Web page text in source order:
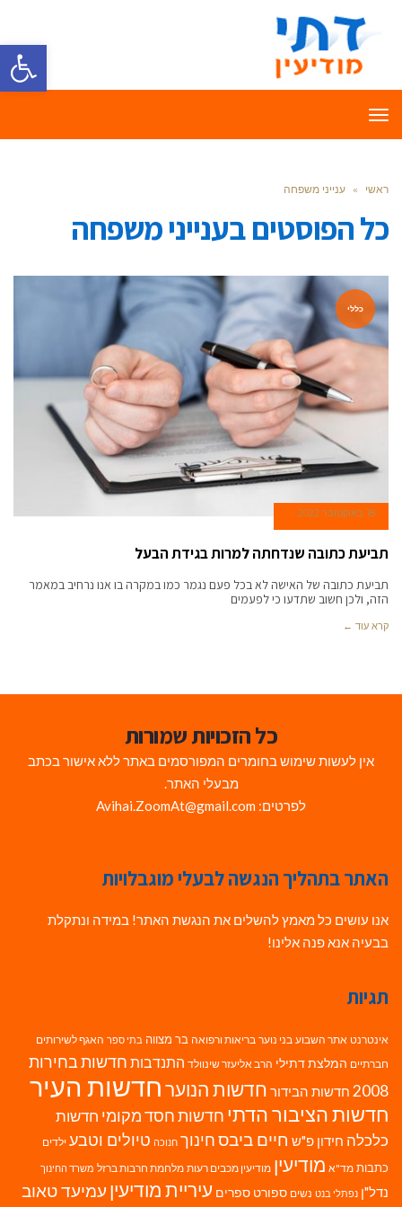
פתח
תפריט
ראשי » ענייני משפחה
כל הפוסטים בענייני משפחה
כללי
18 באוקטובר 2022
תביעת כתובה שנדחתה למרות בגידת הבעל
תביעת כתובה של האישה לא בכל פעם נגמר כמו במקרה בו אנו נרחיב במאמר
הזה, ולכן חשוב שתדעו כי לפעמים
קרא עוד ←
כל הזכויות שמורות
אין לעשות שימוש בחומרים המפורסמים באתר ללא אישור בכתב
מבעלי האתר.
לפרטים: Avihai.ZoomAt@gmail.com
האתר בתהליך הנגשה לבעלי מוגבלויות
אנו עושים כל מאמץ להשלים את הנגשת האתר! במידה ונתקלת
בבעיה אנא פנה אלינו!
תגיות
אינטרנט אתר השבוע בני נוער בריאות ורפואה בר מצווה בתי ספר האגף לשירותים
חברתיים המלצת דתילי הרב אליעזר שינוולד התנדבות חדשות בחירות
2008 חדשות הבידור חדשות הנוערחדשות העיר
חדשות הציבור הדתי חדשות חסד מקומי חדשות
כלכלה חידון פ"ש חיים ביבסחינוך חנוכה טיולים וטבע ילדים
כתבות מד"א מודיעין מודיעין מכבים רעות מלחמת חרבות ברזל משרד החינוך
נדל"ן נפתלי בנט נשים ספורט ספרים עיריית מודיעין עמיעד טאוב